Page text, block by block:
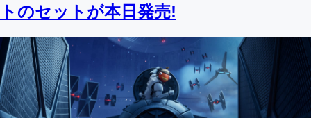
トのセットが本日発売!